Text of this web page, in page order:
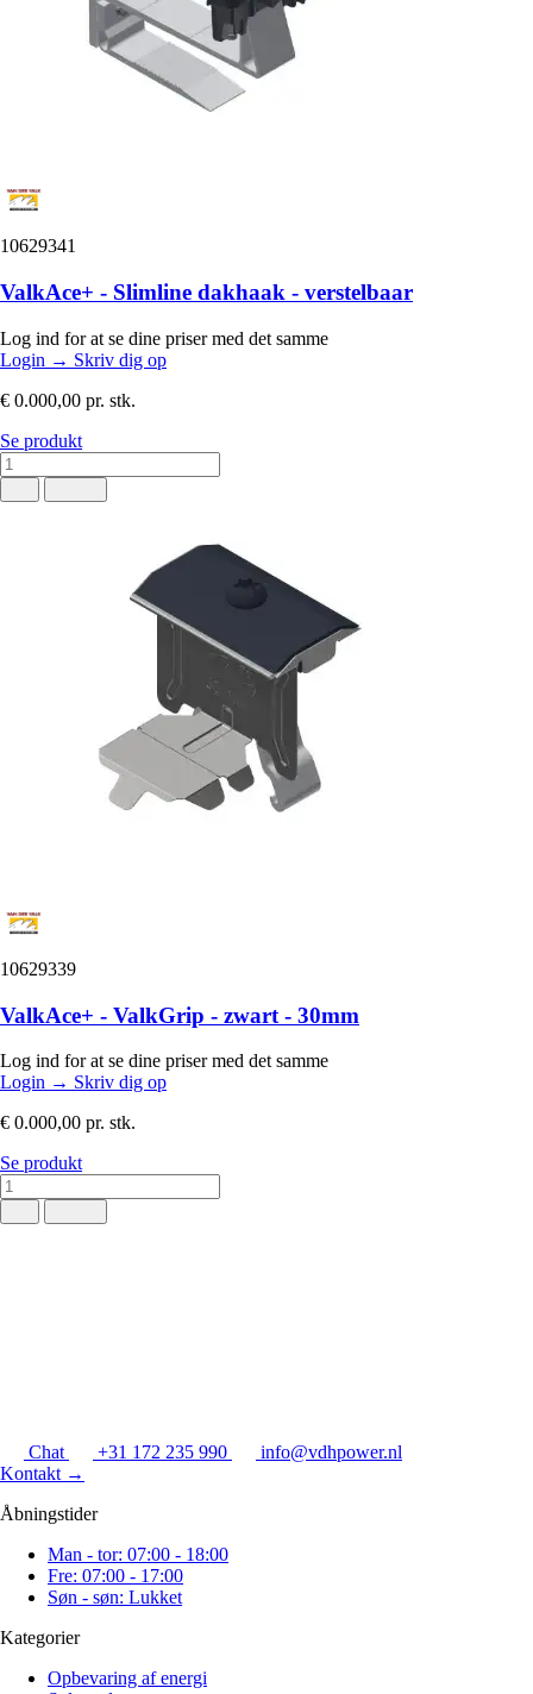
10629341
ValkAce+ - Slimline dakhaak - verstelbaar
Log ind for at se dine priser med det samme
Login → Skriv dig op
€ 0.000,00 pr. stk.
Se produkt
10629339
ValkAce+ - ValkGrip - zwart - 30mm
Log ind for at se dine priser med det samme
Login → Skriv dig op
€ 0.000,00 pr. stk.
Se produkt
Chat +31 172 235 990
info@vdhpower.nl
Kontakt →
Åbningstider
Man - tor: 07:00 - 18:00
Fre: 07:00 - 17:00
Søn - søn: Lukket
Kategorier
Opbevaring af energi